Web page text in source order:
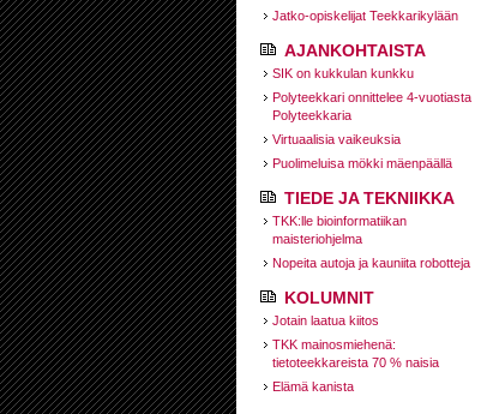
Jatko-opiskelijat Teekkarikylään
AJANKOHTAISTA
SIK on kukkulan kunkku
Polyteekkari onnittelee 4-vuotiasta
Polyteekkaria
Virtuaalisia vaikeuksia
Puolimeluisa mökki mäenpäällä
TIEDE JA TEKNIIKKA
TKK:lle bioinformatiikan
maisteriohjelma
Nopeita autoja ja kauniita robotteja
KOLUMNIT
Jotain laatua kiitos
TKK mainosmiehenä:
tietoteekkareista 70 % naisia
Elämä kanista